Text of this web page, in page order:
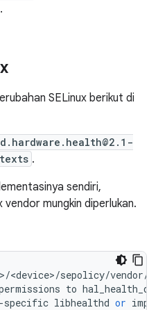
SELinux berikut di
.
sendiri,
mungkin diperlukan.
>/<device>/sepolicy/vendor/
to
-specific libhealthd or